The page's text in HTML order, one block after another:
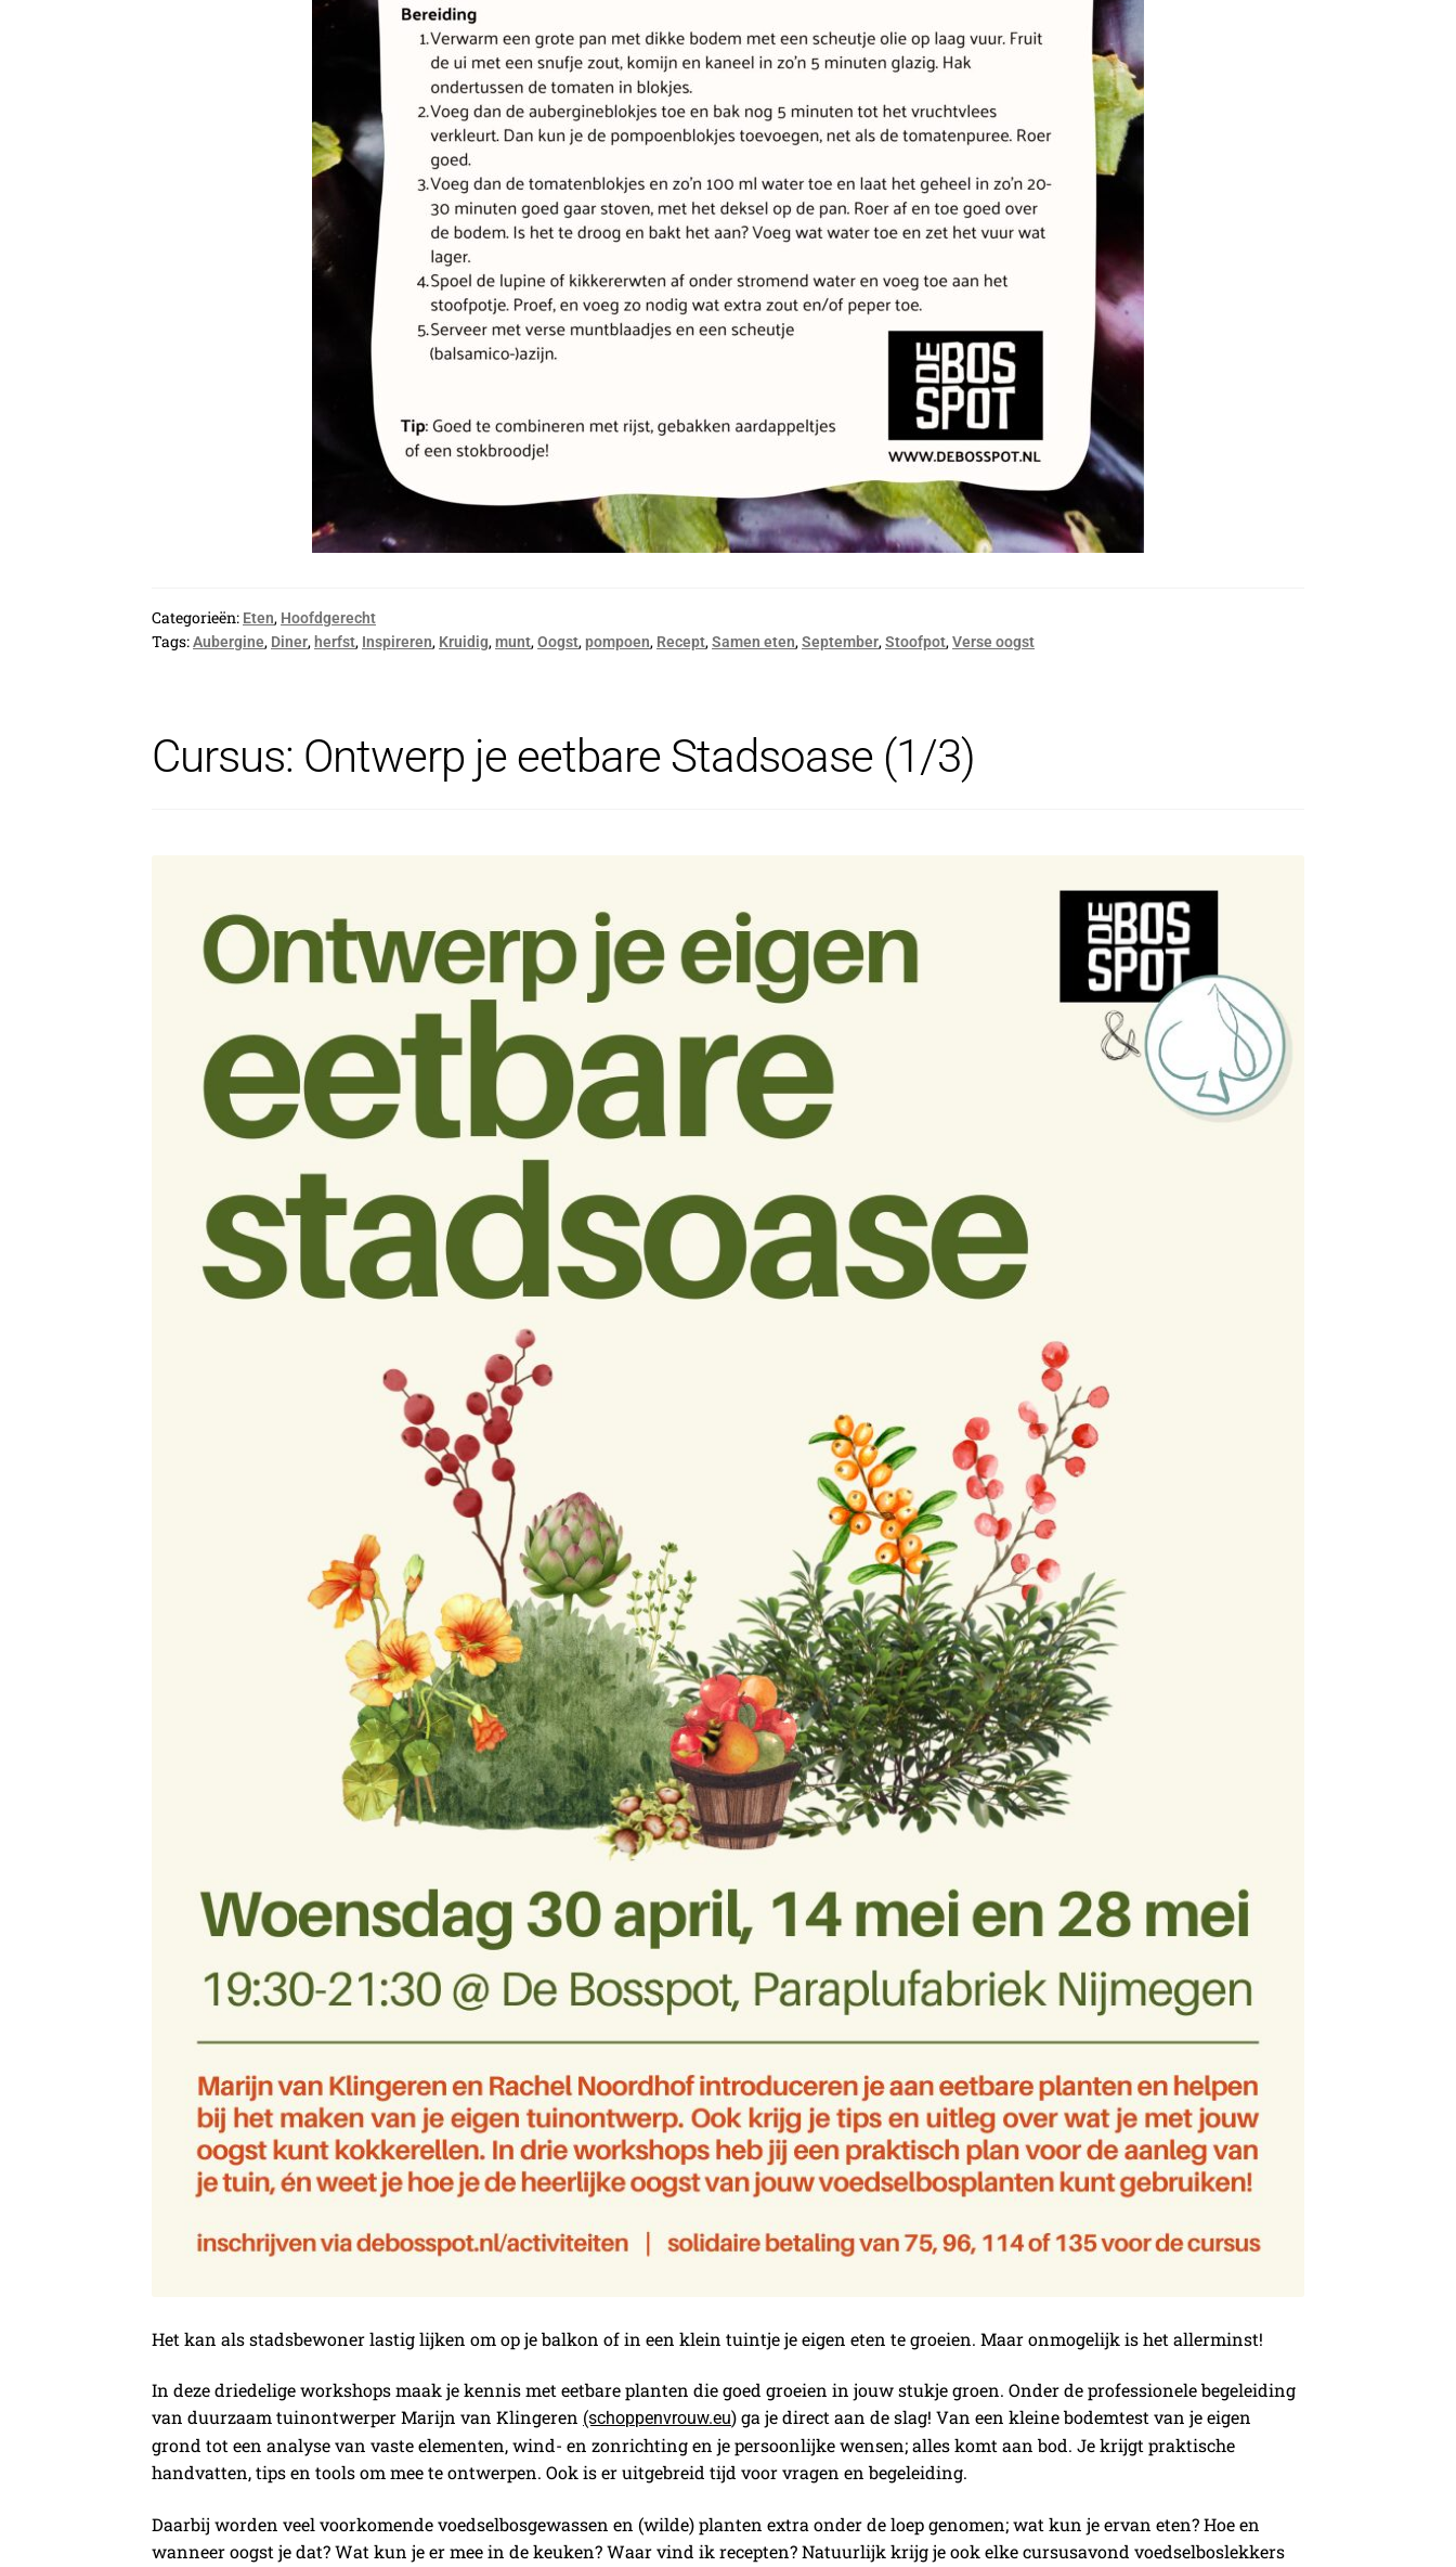
Categorieën: Eten, Hoofdgerecht
Tags:Aubergine, Diner,herfst, Inspireren, Kruidig,munt,Oogst,pompoen, Recept,Samen eten,September,Stoofpot,Verse oogst
Cursus: Ontwerp je eetbare Stadsoase (1/3)
Het kan als stadsbewoner lastig lijken om op je balkon of in een klein tuintje je eigen eten te groeien. Maar onmogelijk is het allerminst!
In deze driedelige workshops maak je kennis met eetbare planten die goed groeien in jouw stukje groen. Onder de professionele begeleiding
van duurzaam tuinontwerper Marijn van Klingeren (schoppenvrouw.eu) ga je direct aan de slag! Van een kleine bodemtest van je eigen
grond tot een analyse van vaste elementen, wind- en zonrichting en je persoonlijke wensen; alles komt aan bod. Je krijgt praktische
handvatten, tips en tools om mee te ontwerpen. Ook is er uitgebreid tijd voor vragen en begeleiding.
Daarbij worden veel voorkomende voedselbosgewassen en (wilde) planten extra onder de loep genomen; wat kun je ervan eten? Hoe en
wanneer oogst je dat? Wat kun je er mee in de keuken? Waar vind ik recepten? Natuurlijk krijg je ook elke cursusavond voedselboslekkers